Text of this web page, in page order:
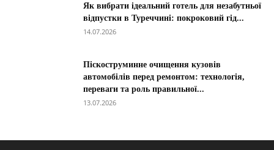
Як вибрати ідеальний готель для незабутньої
відпустки в Туреччині: покроковий гід...
14.07.2026
Піскоструминне очищення кузовів
автомобілів перед ремонтом: технологія,
переваги та роль правильної...
13.07.2026